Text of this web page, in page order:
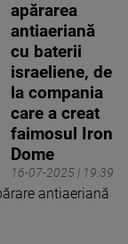
16-07-2025 | 19:39
apărarea
antiaeriană
cu baterii
israeliene, de
la compania
care a creat
faimosul Iron
Dome
antiaeriană